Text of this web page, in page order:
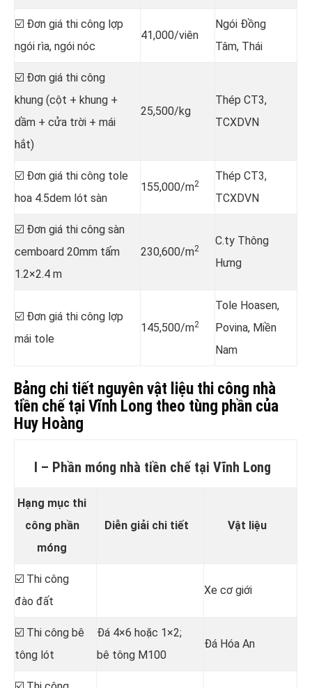
☑️ Đơn giá thi công lợp
ngói rìa, ngói nóc
41,000/viên
Ngói Đồng
Tâm, Thái
☑️ Đơn giá thi công
khung (cột + khung +
dầm + cửa trời + mái
hắt)
25,500/kg
Thép CT3,
TCXDVN
☑️ Đơn giá thi công tole
hoa 4.5dem lót sàn
155,000/m2
Thép CT3,
TCXDVN
☑️ Đơn giá thi công sàn
cemboard 20mm tấm
1.2×2.4 m
230,600/m2
C.ty Thông
Hưng
☑️ Đơn giá thi công lợp
mái tole
145,500/m2
Tole Hoasen,
Povina, Miền
Nam
Bảng chi tiết nguyên vật liệu thi công nhà
tiền chế tại Vĩnh Long theo tùng phần của
Huy Hoàng
I – Phần móng nhà tiền chế tại Vĩnh Long
Hạng mục thi
công phần
móng
Diễn giải chi tiết Vật liệu
☑️ Thi công
đào đất
Xe cơ giới
☑️ Thi công bê
tông lót
Đá 4×6 hoặc 1×2;
bê tông M100
Đá Hóa An